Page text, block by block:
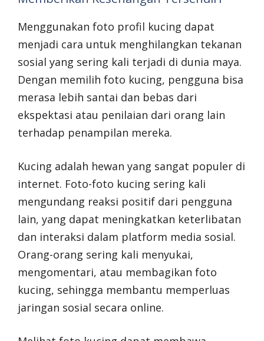
Menggunakan foto profil kucing dapat
menjadi cara untuk menghilangkan tekanan
sosial yang sering kali terjadi di dunia maya.
Dengan memilih foto kucing, pengguna bisa
merasa lebih santai dan bebas dari
ekspektasi atau penilaian dari orang lain
terhadap penampilan mereka.
Kucing adalah hewan yang sangat populer di
internet. Foto-foto kucing sering kali
mengundang reaksi positif dari pengguna
lain, yang dapat meningkatkan keterlibatan
dan interaksi dalam platform media sosial.
Orang-orang sering kali menyukai,
mengomentari, atau membagikan foto
kucing, sehingga membantu memperluas
jaringan sosial secara online.